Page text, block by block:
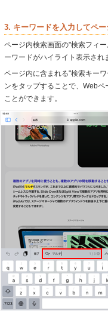
3. キーワードを入力してペ
ページ内検索画面の"検索フィ
ーワードがハイライト表示され
ページ内に含まれる"検索キー
ンをタップすることで、Web
ことができます。